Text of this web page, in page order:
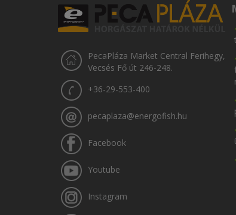
PecaPláza Market Central Ferihegy,
Vecsés Fő út 246-248.
+36-29-553-400
pecaplaza@energofish.hu
Facebook
Youtube
Instagram